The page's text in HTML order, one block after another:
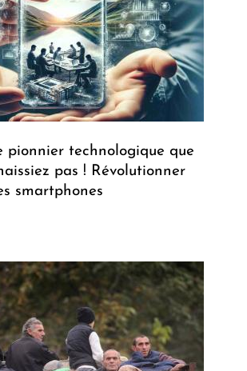
pionnier technologique que
pas ! Révolutionner
smartphones